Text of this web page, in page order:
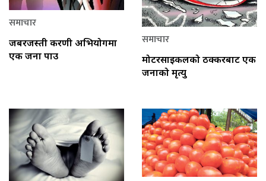
समाचार
जबरजस्ती करणी अभियोगमा
एक जना पक्राउ
समाचार
मोटरसाइकलको ठक्करबाट एक
जनाको मृत्यु